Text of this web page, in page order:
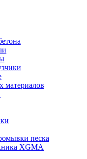
материалов
песка
XGMA